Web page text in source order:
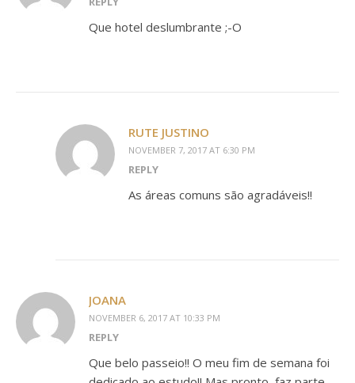
Que hotel deslumbrante ;-O
RUTE JUSTINO
NOVEMBER 7, 2017 AT 6:30 PM
REPLY
As áreas comuns são agradáveis!!
JOANA
NOVEMBER 6, 2017 AT 10:33 PM
REPLY
Que belo passeio!! O meu fim de semana foi